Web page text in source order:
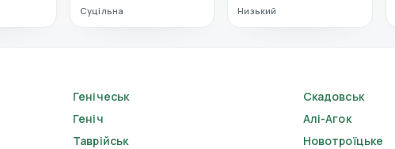
Суцільна Низький
Генічеськ
Скадовськ
Геніч
Алі-Агок
Таврійськ
Новотроїцьке